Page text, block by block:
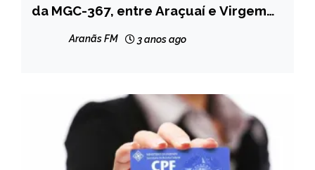
MINAS
da MGC-367, entre Araçuaí e Virgem
Aranãs FM 3 anos ago